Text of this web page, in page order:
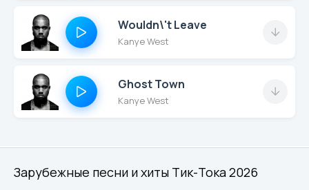
Зарубежные песни и хиты Тик-Тока 2026
Wouldn\'t Leave
Kanye West
Ghost Town
Kanye West